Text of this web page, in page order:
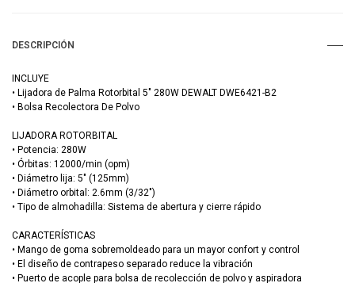
DESCRIPCIÓN
INCLUYE
• Lijadora de Palma Rotorbital 5" 280W DEWALT DWE6421-B2
• Bolsa Recolectora De Polvo
LIJADORA ROTORBITAL
• Potencia: 280W
• Órbitas: 12000/min (opm)
• Diámetro lija: 5" (125mm)
• Diámetro orbital: 2.6mm (3/32")
• Tipo de almohadilla: Sistema de abertura y cierre rápido
CARACTERÍSTICAS
• Mango de goma sobremoldeado para un mayor confort y control
• El diseño de contrapeso separado reduce la vibración
• Puerto de acople para bolsa de recolección de polvo y aspiradora